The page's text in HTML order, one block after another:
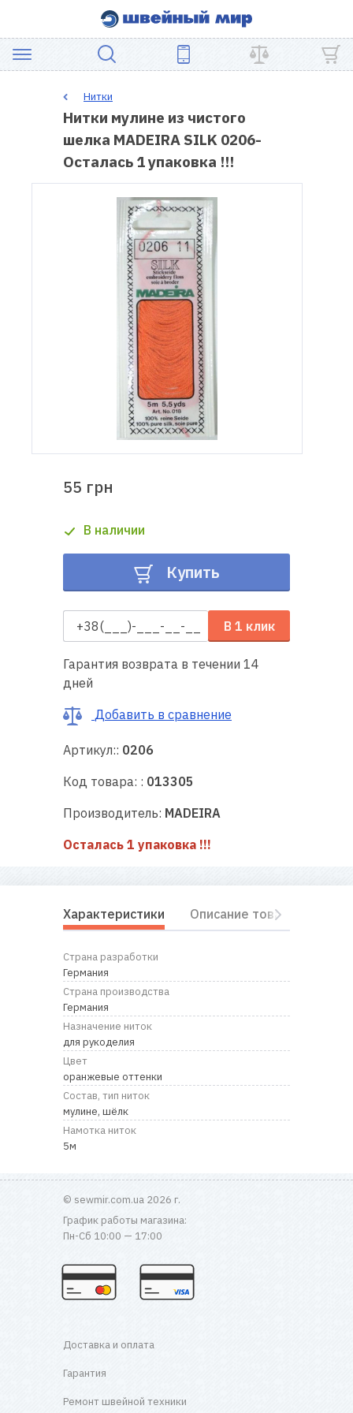
ШВЕЙНОЕ
ОБОРУДОВАНИЕ
ЗАПЧАСТИ
Гарантия
Ремонт
техники
советы
Контакты
нас
Нитки
Нитки мулине из чистого
шелка MADEIRA SILK 0206-
Осталась 1 упаковка !!!
55 грн
В наличии
Купить
В 1 клик
Гарантия возврата в течении 14
дней
Добавить в сравнение
Артикул:: 0206
Код товара: : 013305
Производитель: MADEIRA
Осталась 1 упаковка !!!
Характеристики Описание товара
Страна разработки
Германия
Страна производства
Германия
Назначение ниток
для рукоделия
Цвет
оранжевые оттенки
Состав, тип ниток
мулине, шёлк
Намотка ниток
5м
© sewmir.com.ua 2026 г.
График работы магазина:
Пн-Сб 10:00 — 17:00
Доставка и оплата
Гарантия
Ремонт швейной техники